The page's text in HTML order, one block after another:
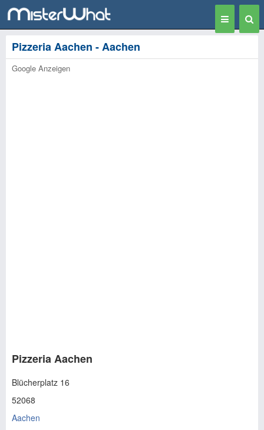
Toggle
navigation
Pizzeria Aachen - Aachen
Google Anzeigen
Pizzeria Aachen
Blücherplatz 16
52068
Aachen